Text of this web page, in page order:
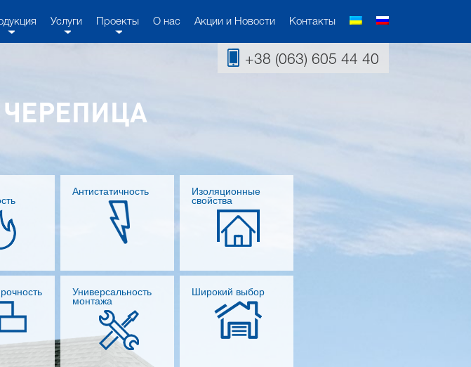
+38 (063) 605 44 40
Услуги Проекты О нас Акции и Новости Контакты
Антистатичность
Изоляционные
свойства
Универсальность
монтажа
Широкий выбор